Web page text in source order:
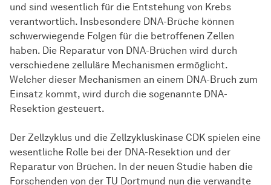
und sind wesentlich für die Entstehung von Krebs
verantwortlich. Insbesondere DNA-Brüche können
schwerwiegende Folgen für die betroffenen Zellen
haben. Die Reparatur von DNA-Brüchen wird durch
verschiedene zelluläre Mechanismen ermöglicht.
Welcher dieser Mechanismen an einem DNA-Bruch zum
Einsatz kommt, wird durch die sogenannte DNA-
Resektion gesteuert.
Der Zellzyklus und die Zellzykluskinase CDK spielen eine
wesentliche Rolle bei der DNA-Resektion und der
Reparatur von Brüchen. In der neuen Studie haben die
Forschenden von der TU Dortmund nun die verwandte